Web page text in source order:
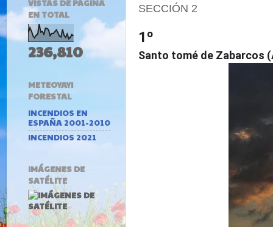
SECCIÓN 2
1º
Santo tomé de Zabarcos
VISTAS DE PÁGINA
EN TOTAL
236,810
METEOYAYI
FORESTAL
INCENDIOS EN
ESPAÑA 2001-2010
INCENDIOS 2021
IMÁGENES DE
SATÉLITE